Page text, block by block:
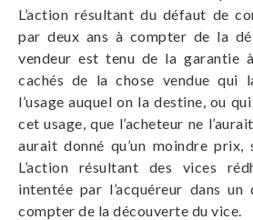
L’action résultant du défaut de
par deux ans à compter de la
vendeur est tenu de la garantie
cachés de la chose vendue qui
l’usage auquel on la destine, ou
cet usage, que l’acheteur ne
aurait donné qu’un moindre prix,
L’action résultant des vices
intentée par l’acquéreur dans
compter de la découverte du vice.